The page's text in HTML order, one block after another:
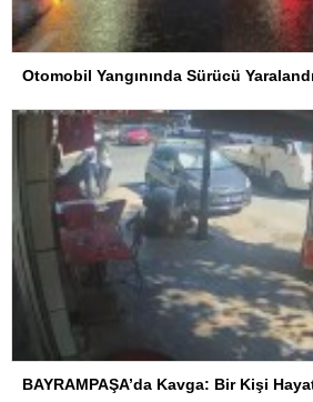
Otomobil Yangınında Sürücü Yaralandı
BAYRAMPAŞA’da Kavga: Bir Kişi